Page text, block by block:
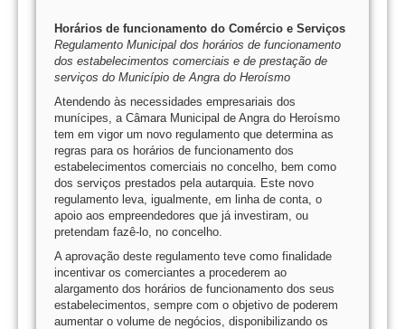
Horários de funcionamento do Comércio e Serviços
Regulamento Municipal dos horários de funcionamento
dos estabelecimentos comerciais e de prestação de
serviços do Município de Angra do Heroísmo
Atendendo às necessidades empresariais dos
munícipes, a Câmara Municipal de Angra do Heroísmo
tem em vigor um novo regulamento que determina as
regras para os horários de funcionamento dos
estabelecimentos comerciais no concelho, bem como
dos serviços prestados pela autarquia. Este novo
regulamento leva, igualmente, em linha de conta, o
apoio aos empreendedores que já investiram, ou
pretendam fazê-lo, no concelho.
A aprovação deste regulamento teve como finalidade
incentivar os comerciantes a procederem ao
alargamento dos horários de funcionamento dos seus
estabelecimentos, sempre com o objetivo de poderem
aumentar o volume de negócios, disponibilizando os